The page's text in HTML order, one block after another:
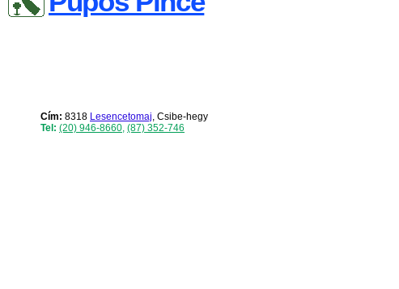
Cím: 8318 Lesencetomaj, Csibe-hegy
Tel: (20) 946-8660, (87) 352-746